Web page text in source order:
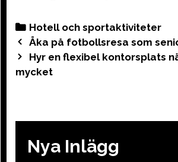
Categories
Hotell och sportaktiviteter
Post
navigation
Åka på fotbollsresa som
Hyr en flexibel kontorsplats
mycket
Nya Inlägg